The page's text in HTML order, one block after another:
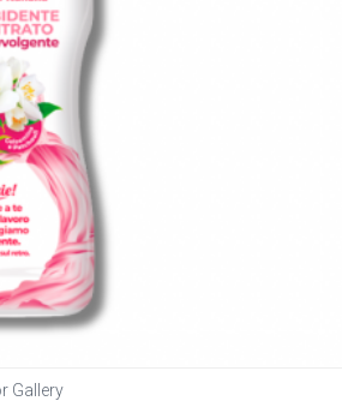
Gallery